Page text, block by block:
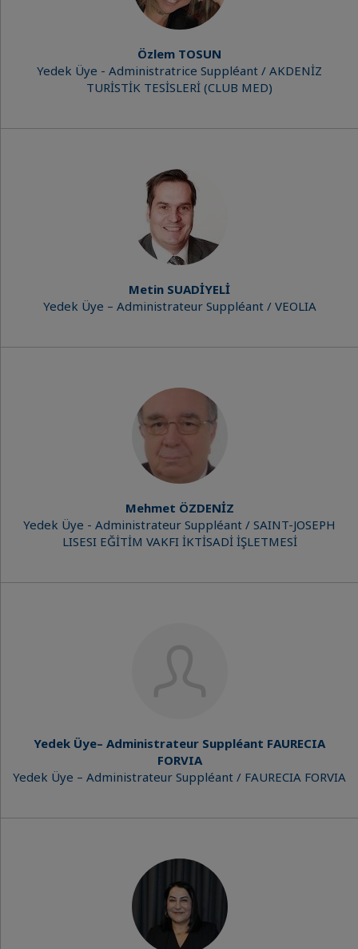
Özlem TOSUN
Yedek Üye - Administratrice Suppléant / AKDENİZ
TURİSTİK TESİSLERİ (CLUB MED)
Metin SUADİYELİ
Yedek Üye – Administrateur Suppléant / VEOLIA
Mehmet ÖZDENİZ
Yedek Üye - Administrateur Suppléant / SAINT-JOSEPH
LISESI EĞİTİM VAKFI İKTİSADİ İŞLETMESİ
Yedek Üye– Administrateur Suppléant FAURECIA
FORVIA
Yedek Üye – Administrateur Suppléant / FAURECIA FORVIA